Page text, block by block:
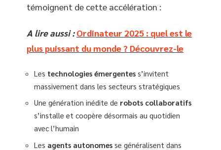
témoignent de cette accélération :
A lire aussi : Ordinateur 2025 : quel est le
plus puissant du monde ? Découvrez-le
Les technologies émergentes s’invitent
massivement dans les secteurs stratégiques
Une génération inédite de robots collaboratifs
s’installe et coopère désormais au quotidien
avec l’humain
Les agents autonomes se généralisent dans